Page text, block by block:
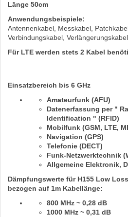
Länge 50cm
Anwendungsbeispiele:
Antennenkabel, Messkabel,
Verbindungskabel,
Für LTE werden stets 2 Kabel
Einsatzbereich bis 6 GHz
Amateurfunk (AFU)
Datenerfassung per "
Identification " (RFID)
Mobilfunk (GSM, LTE,
Navigation (GPS)
Telefonie (DECT)
Funk-Netzwerktechnik
Allgemeine Elektronik,
Dämpfungswerte für H155 Low Loss
bezogen auf 1m Kabellänge:
800 MHz ~ 0,28 dB
1000 MHz ~ 0,31 dB